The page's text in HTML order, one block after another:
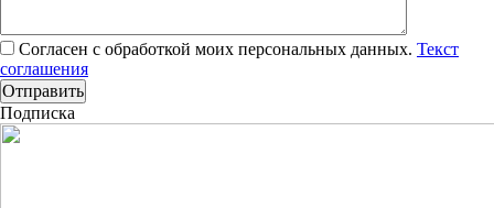
Согласен с обработкой моих персональных данных. Текст
соглашения
Подписка